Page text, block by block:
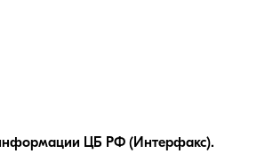
ЦБ РФ (Интерфакс).